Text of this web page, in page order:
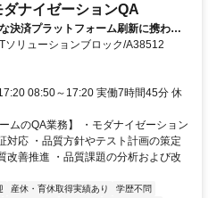
ナイゼーションQA
決済プラットフォーム刷新に携われ
る環境です。フルリモートで活躍で
リューションブロック/A38512
08:50～17:20 実働7時間45分 休
ムのQA業務】 ・モダナイゼーション
対応 ・品質方針やテスト計画の策定
改善推進 ・品質課題の分析および改
産休・育休取得実績あり
学歴不問